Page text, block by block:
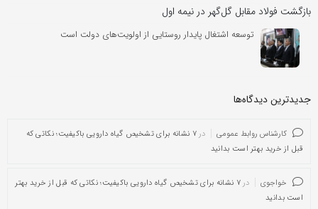
بازگشت فولاد مقابل گل‌گهر در نیمه اول
توسعه اشتغال پایدار روستایی از اولویت‌های دولت است
جدیدترین دیدگاه‌‌ها
کارشناس روابط عمومی در
۷ نشانه برای تشخیص گیاه دارویی باکیفیت؛ نکاتی که
قبل از خرید بهتر است بدانید
خواجوی در
۷ نشانه برای تشخیص گیاه دارویی باکیفیت؛ نکاتی که قبل از خرید بهتر
است بدانید